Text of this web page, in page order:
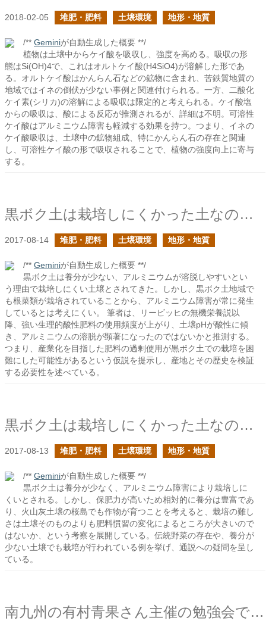
2018-02-05 堆肥・肥料 土壌環境 地形・地質
/** Geminiが自動生成した概要 **/
植物は土壌中からケイ酸を吸収し、強度を高める。吸収の形
態はSi(OH)4で、これはオルトケイ酸(H4SiO4)が溶解した形であ
る。オルトケイ酸はかんらん石などの鉱物に含まれ、苦鉄質地質の
地域ではイネの倒伏が少ない事例と関連付けられる。一方、二酸化
ケイ素(シリカ)の溶解による吸収は限定的と考えられる。ケイ酸塩
からの吸収は、酸による反応が推測されるが、詳細は不明。可溶性
ケイ酸はアルミニウム障害も軽減する効果を持つ。つまり、イネの
ケイ酸吸収は、土壌中の鉱物組成、特にかんらん石の存在と関連
し、可溶性ケイ酸の形で吸収されることで、植物の強度向上に寄与
する。
黒ボク土は栽培しにくかった土なのか？後編
2017-08-14 堆肥・肥料 土壌環境 地形・地質
/** Geminiが自動生成した概要 **/
黒ボク土は養分が少ない、アルミニウムが溶脱しやすいとい
う理由で栽培しにくい土壌とされてきた。しかし、黒ボク土地域で
も根菜類が栽培されていることから、アルミニウム障害が常に発生
しているとは考えにくい。 筆者は、リービッヒの無機栄養説以
降、強い生理的酸性肥料の使用頻度が上がり、土壌pHが酸性に傾
き、アルミニウムの溶脱が顕著になったのではないかと推測する。
つまり、産業化を目指した肥料の過剰使用が黒ボク土での栽培を困
難にした可能性があるという仮説を提示し、産地とその歴史を検証
する必要性を述べている。
黒ボク土は栽培しにくかった土なのか？前編
2017-08-13 堆肥・肥料 土壌環境 地形・地質
/** Geminiが自動生成した概要 **/
黒ボク土は養分が少なく、アルミニウム障害により栽培しに
くいとされる。しかし、保肥力が高いため相対的に養分は豊富であ
り、火山灰土壌の桜島でも作物が育つことを考えると、栽培の難し
さは土壌そのものよりも肥料慣習の変化によるところが大きいので
はないか、という考察を展開している。伝統野菜の存在や、養分が
少ない土壌でも栽培が行われている例を挙げ、通説への疑問を呈し
ている。
南九州の有村青果さん主催の勉強会で基肥の話をしました